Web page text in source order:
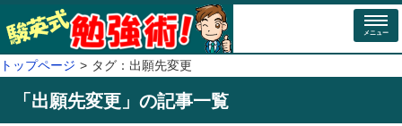
メニュー
トップページ タグ：出願先変更
「 出願先変更 」の記事一覧